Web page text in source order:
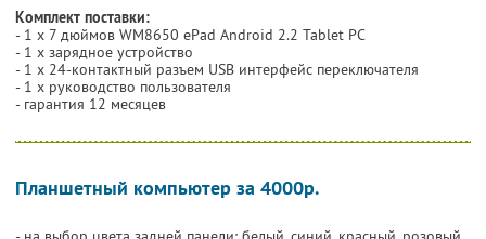
Комплект поставки:
- 1 х 7 дюймов WM8650 ePad Android 2.2 Tablet PC
- 1 х зарядное устройство
- 1 х 24-контактный разъем USB интерфейс переключателя
- 1 х руководство пользователя
- гарантия 12 месяцев
Планшетный компьютер за 4000р.